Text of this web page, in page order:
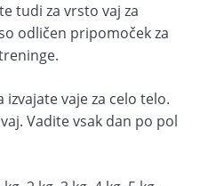
tudi za vrsto vaj za
odličen pripomoček za
vaje za celo telo.
Vadite vsak dan po pol